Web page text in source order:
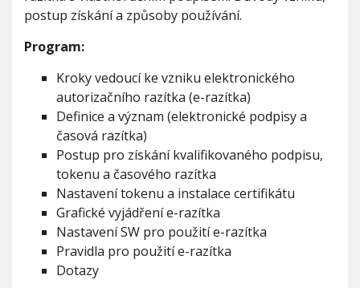
C
E
postup získání a způsoby používání.
Program:
Kroky vedoucí ke vzniku elektronického
autorizačního razítka (e-razítka)
Definice a význam (elektronické podpisy a
časová razítka)
Postup pro získání kvalifikovaného podpisu,
tokenu a časového razítka
Nastavení tokenu a instalace certifikátu
Grafické vyjádření e-razítka
Nastavení SW pro použití e-razítka
Pravidla pro použití e-razítka
Dotazy